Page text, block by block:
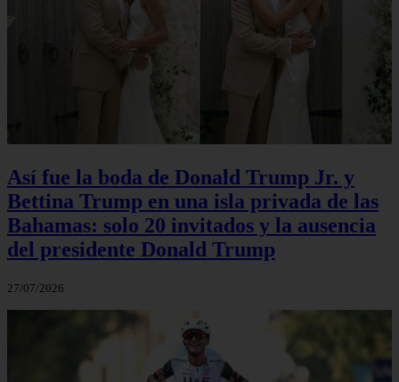
Así fue la boda de Donald Trump Jr. y
Bettina Trump en una isla privada de las
Bahamas: solo 20 invitados y la ausencia
del presidente Donald Trump
27/07/2026